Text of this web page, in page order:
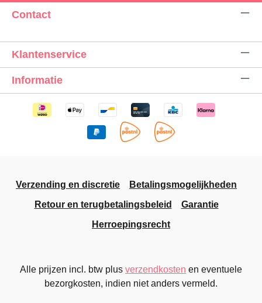
Contact
Klantenservice
Informatie
Verzending en discretie
Betalingsmogelijkheden
Retour en terugbetalingsbeleid
Garantie
Herroepingsrecht
Alle prijzen incl. btw plus verzendkosten en eventuele
bezorgkosten, indien niet anders vermeld.